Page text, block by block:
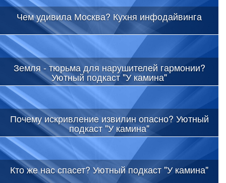
Чем удивила Москва? Кухня инфодайвинга
Земля - тюрьма для нарушителей гармонии?
Уютный подкаст "У камина"
Почему искривление извилин опасно? Уютный
подкаст "У камина"
Кто же нас спасет? Уютный подкаст "У камина"